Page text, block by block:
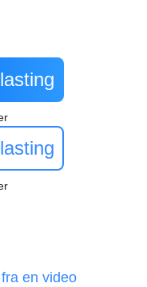
en video